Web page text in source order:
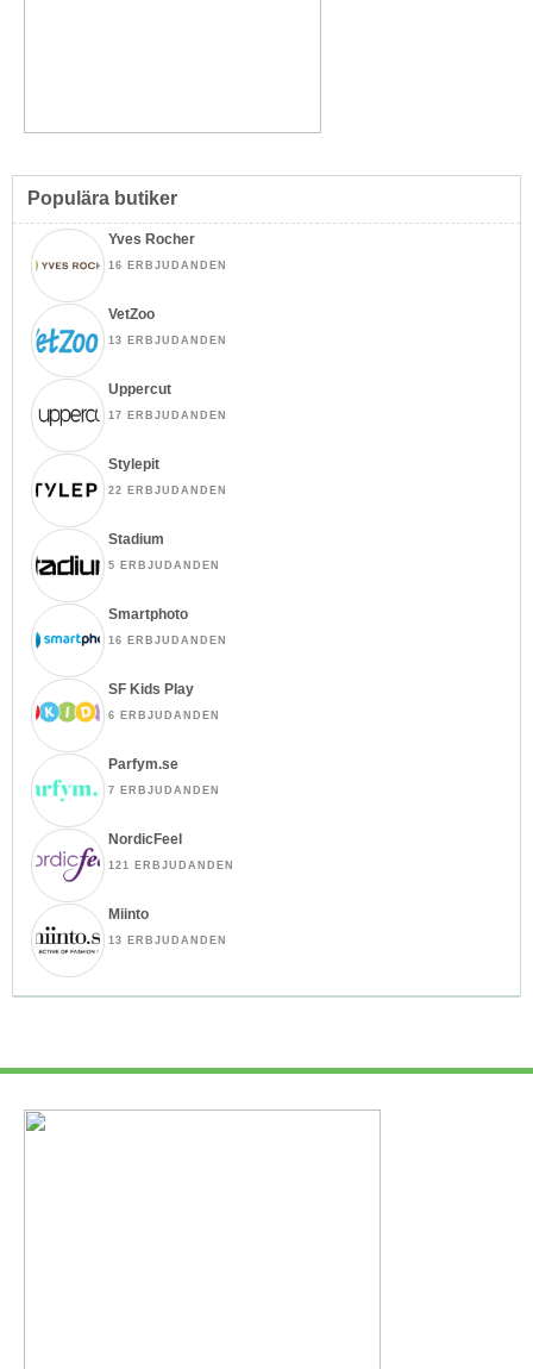
Populära butiker
Yves Rocher
16 ERBJUDANDEN
VetZoo
13 ERBJUDANDEN
Uppercut
17 ERBJUDANDEN
Stylepit
22 ERBJUDANDEN
Stadium
5 ERBJUDANDEN
Smartphoto
16 ERBJUDANDEN
SF Kids Play
6 ERBJUDANDEN
Parfym.se
7 ERBJUDANDEN
NordicFeel
121 ERBJUDANDEN
Miinto
13 ERBJUDANDEN